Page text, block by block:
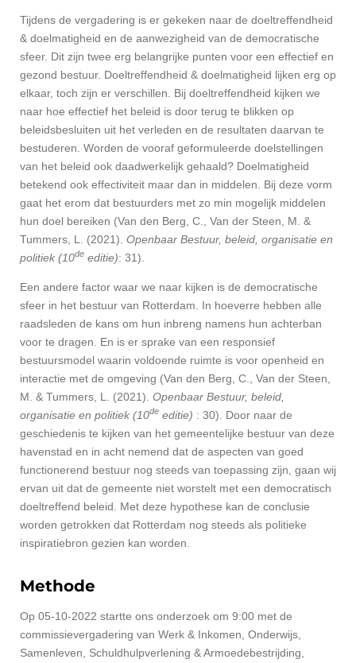
Tijdens de vergadering is er gekeken naar de doeltreffendheid
& doelmatigheid en de aanwezigheid van de democratische
sfeer. Dit zijn twee erg belangrijke punten voor een effectief en
gezond bestuur. Doeltreffendheid & doelmatigheid lijken erg op
elkaar, toch zijn er verschillen. Bij doeltreffendheid kijken we
naar hoe effectief het beleid is door terug te blikken op
beleidsbesluiten uit het verleden en de resultaten daarvan te
bestuderen. Worden de vooraf geformuleerde doelstellingen
van het beleid ook daadwerkelijk gehaald? Doelmatigheid
betekend ook effectiviteit maar dan in middelen. Bij deze vorm
gaat het erom dat bestuurders met zo min mogelijk middelen
hun doel bereiken (Van den Berg, C., Van der Steen, M. &
Tummers, L. (2021). Openbaar Bestuur, beleid, organisatie en
politiek (10de editie): 31).
Een andere factor waar we naar kijken is de democratische
sfeer in het bestuur van Rotterdam. In hoeverre hebben alle
raadsleden de kans om hun inbreng namens hun achterban
voor te dragen. En is er sprake van een responsief
bestuursmodel waarin voldoende ruimte is voor openheid en
interactie met de omgeving (Van den Berg, C., Van der Steen,
M. & Tummers, L. (2021). Openbaar Bestuur, beleid,
organisatie en politiek (10de editie) : 30). Door naar de
geschiedenis te kijken van het gemeentelijke bestuur van deze
havenstad en in acht nemend dat de aspecten van goed
functionerend bestuur nog steeds van toepassing zijn, gaan wij
ervan uit dat de gemeente niet worstelt met een democratisch
doeltreffend beleid. Met deze hypothese kan de conclusie
worden getrokken dat Rotterdam nog steeds als politieke
inspiratiebron gezien kan worden.
Methode
Op 05-10-2022 startte ons onderzoek om 9:00 met de
commissievergadering van Werk & Inkomen, Onderwijs,
Samenleven, Schuldhulpverlening & Armoedebestrijding,